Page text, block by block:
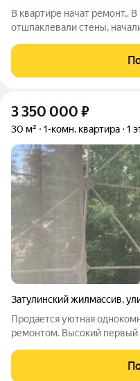
В квартире начат ремонт,.
отшпаклевали стены,
обеспечивает тишину и
парковка. Дом расположен в
3 350 000 ₽
30 м² 1-комн. квартира 1
Затулинский жилмассив,
Продается уютная
ремонтом. Высокий
и спокойно , соседи тихие
охранная